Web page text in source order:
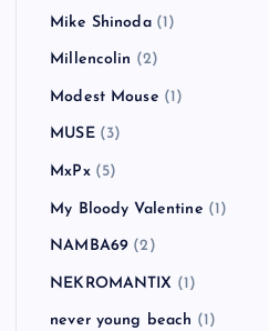
Mike Shinoda(1)
Millencolin (2)
Modest Mouse (1)
MUSE(3)
MxPx(5)
My Bloody Valentine (1)
NAMBA69 (2)
NEKROMANTIX (1)
never young beach (1)